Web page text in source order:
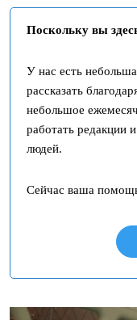
Поскольку вы
У нас есть
рассказать
небольшое
работать редакции
людей.
Сейчас ваша